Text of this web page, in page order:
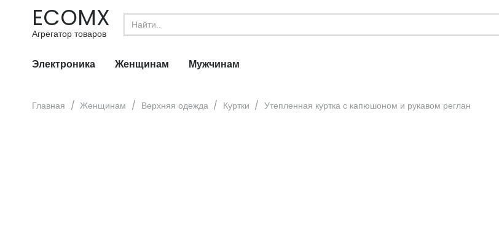
ECOMX
Агрегатор товаров
Search
for:
Электроника Женщинам Мужчинам
Главная / Женщинам / Верхняя одежда / Куртки / Утепленная куртка с капюшоном и рукавом реглан